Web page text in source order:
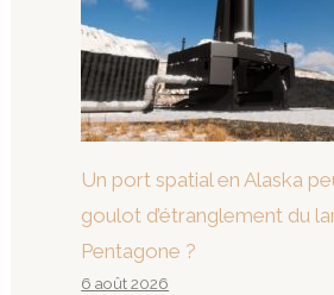
Un port spatial en Alaska
goulot d’étranglement du
Pentagone ?
6 août 2026